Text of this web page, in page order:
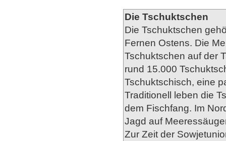
Die Tschuktschen
Die Tschuktschen
Fernen Ostens. Die
Tschuktschen auf der
rund 15.000
Tschuktschisch, eine
Traditionell leben die
dem Fischfang. Im
Jagd auf
Zur Zeit der